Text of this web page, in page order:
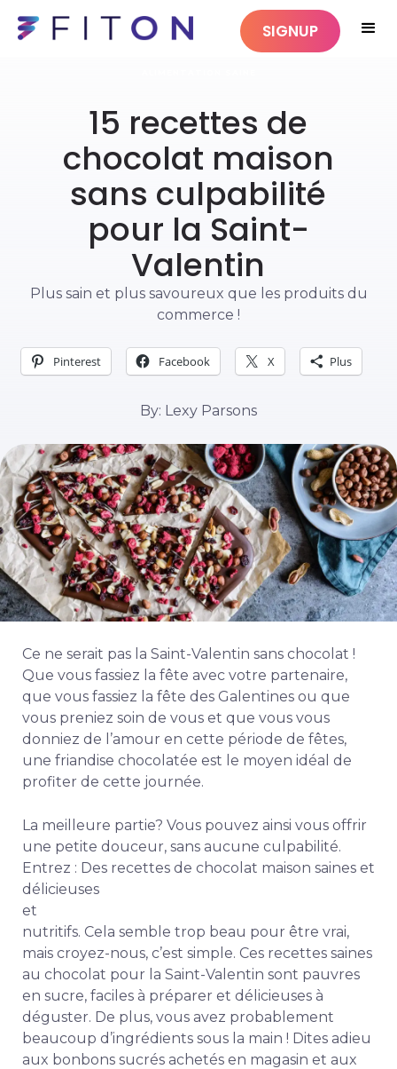
SIGNUP
15 recettes de
chocolat maison
sans culpabilité
pour la Saint-
Valentin
Plus sain et plus savoureux que les produits du
commerce !
Pinterest Facebook X Plus
By: Lexy Parsons
Ce ne serait pas la Saint-Valentin sans chocolat !
Que vous fassiez la fête avec votre partenaire,
que vous fassiez la fête des Galentines ou que
vous preniez soin de vous et que vous vous
donniez de l’amour en cette période de fêtes,
une friandise chocolatée est le moyen idéal de
profiter de cette journée.
La meilleure partie? Vous pouvez ainsi vous offrir
une petite douceur, sans aucune culpabilité.
Entrez : Des recettes de chocolat maison saines et
délicieuses
et
nutritifs. Cela semble trop beau pour être vrai,
mais croyez-nous, c’est simple. Ces recettes saines
au chocolat pour la Saint-Valentin sont pauvres
en sucre, faciles à préparer et délicieuses à
déguster. De plus, vous avez probablement
beaucoup d’ingrédients sous la main ! Dites adieu
aux bonbons sucrés achetés en magasin et aux